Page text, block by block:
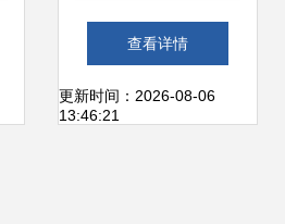
成功研发可视化高
端水产冷链物流技
查看详情
更新时间：2026-08-06
13:46:21